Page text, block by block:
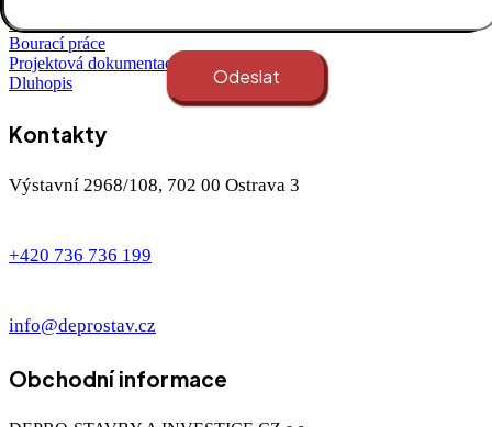
Rekonstrukce
Bourací práce
Projektová dokumentace
Dluhopis
Kontakty
Výstavní 2968/108, 702 00 Ostrava 3
+420 736 736 199
info@deprostav.cz
Obchodní informace